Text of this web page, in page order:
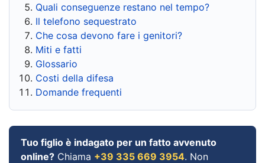
Quali conseguenze restano nel tempo?
Il telefono sequestrato
Che cosa devono fare i genitori?
Miti e fatti
Glossario
Costi della difesa
Domande frequenti
Tuo figlio è indagato per un fatto avvenuto
online? Chiama +39 335 669 3954. Non